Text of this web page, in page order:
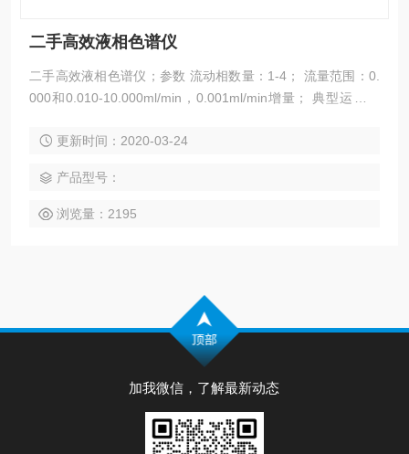
二手高效液相色谱仪
二手高效液相色谱仪；参数 流动相数量：1-4； 流量范围：0.
000和0.010-10.000ml/min，0.001ml/min增量； 典型运行流
度：0.075RSD或0.02min SD之间大者； 流量准确度：±1%或
更新时间：2020-03-24
产品型号：
浏览量：2195
加我微信，了解最新动态